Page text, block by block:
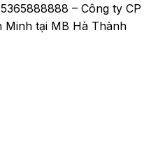
– Công ty CP
Minh tại MB Hà Thành